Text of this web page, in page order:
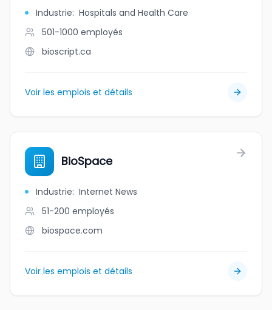
Industrie: Hospitals and Health Care
501-1000 employés
bioscript.ca
Voir les emplois et détails
BioSpace
Industrie: Internet News
51-200 employés
biospace.com
Voir les emplois et détails